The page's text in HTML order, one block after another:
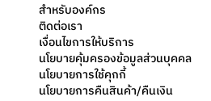
สำหรับองค์กร
ติดต่อเรา
เงื่อนไขการให้บริการ
นโยบายคุ้มครองข้อมูลส่วนบุคคล
นโยบายการใช้คุกกี้
นโยบายการคืนสินค้า/คืนเงิน